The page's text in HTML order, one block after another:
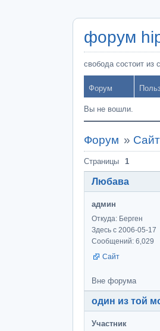
форум
свобода состоит из
Форум
Вы не вошли.
Форум » Сайт
Страницы 1
Любава
админ
Откуда: Берген
Здесь с 2006-05-17
Сообщений: 6,029
Сайт
Вне форума
Участник